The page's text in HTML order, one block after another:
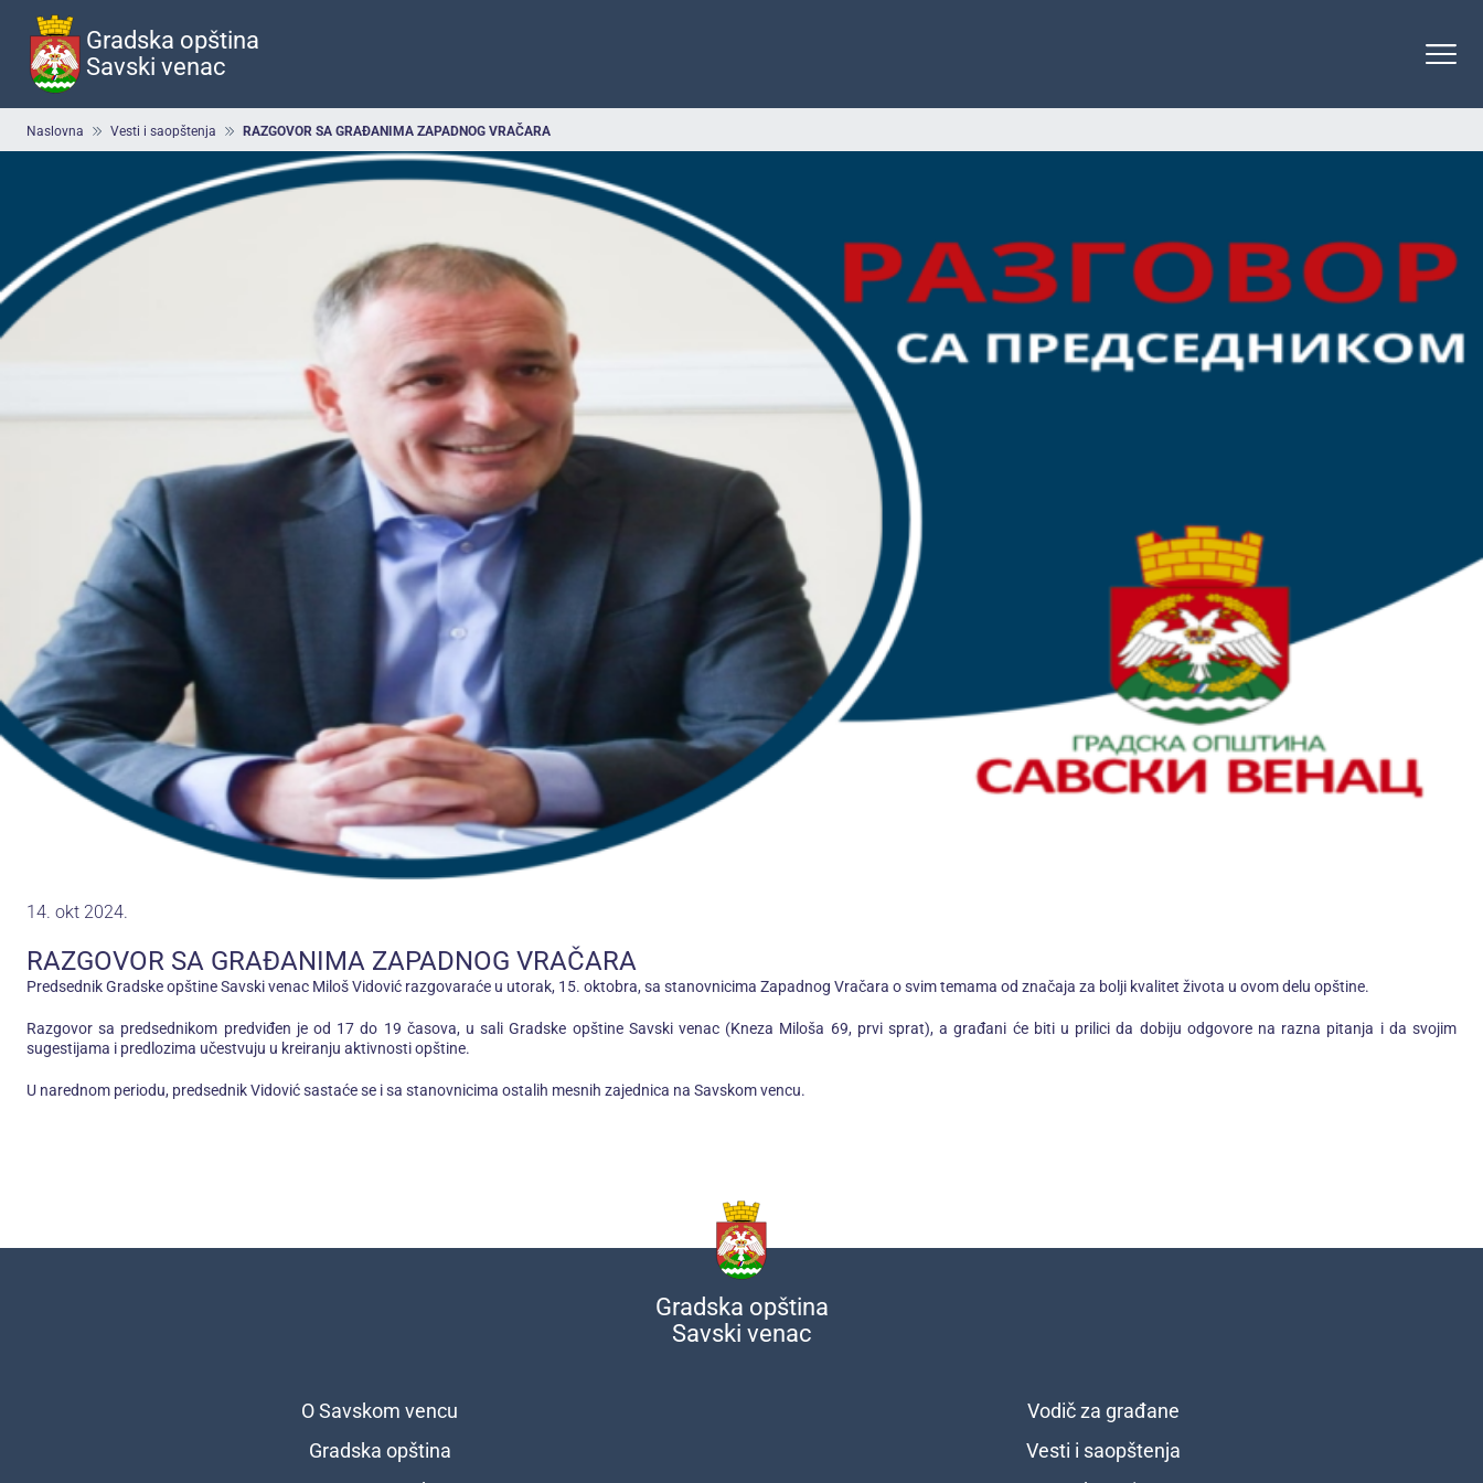
Preskoči
glavni
sadržaja
Gradska opština
Savski venac
Breadcrumb
Naslovna Vesti i saopštenja RAZGOVOR SA GRAĐANIMA ZAPADNOG VRAČARA
14. okt 2024.
RAZGOVOR SA GRAĐANIMA ZAPADNOG VRAČARA
Predsednik Gradske opštine Savski venac Miloš Vidović razgovaraće u utorak, 15. oktobra, sa stanovnicima Zapadnog Vračara o svim temama od značaja za bolji kvalitet života u ovom delu opštine.
Razgovor sa predsednikom predviđen je od 17 do 19 časova, u sali Gradske opštine Savski venac (Kneza Miloša 69, prvi sprat), a građani će biti u prilici da dobiju odgovore na razna pitanja i da svojim
sugestijama i predlozima učestvuju u kreiranju aktivnosti opštine.
U narednom periodu, predsednik Vidović sastaće se i sa stanovnicima ostalih mesnih zajednica na Savskom vencu.
Gradska opština
Savski venac
O Savskom vencu
Gradska opština
Vodič za građane
Vesti i saopštenja